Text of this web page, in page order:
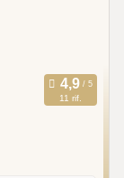
11 rif.